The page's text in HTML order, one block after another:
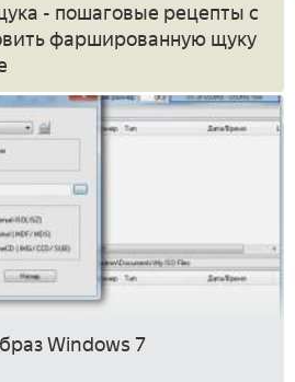
- пошаговые рецепты с
фаршированную щуку
Windows 7